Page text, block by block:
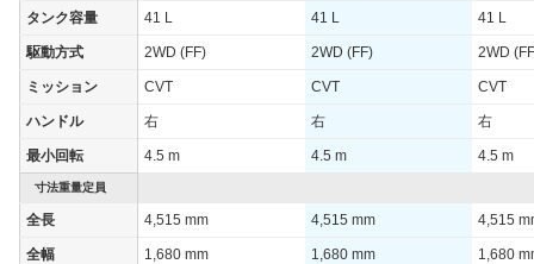
タンク容量 41 L 41 L 41 L
駆動方式 2WD (FF) 2WD (FF) 2WD
ミッション CVT CVT CVT
ハンドル 右 右 右
最小回転 4.5 m 4.5 m 4.5 m
寸法重量定員
全長 4,515 mm 4,515 mm 4,515
全幅 1,680 mm 1,680 mm 1,680